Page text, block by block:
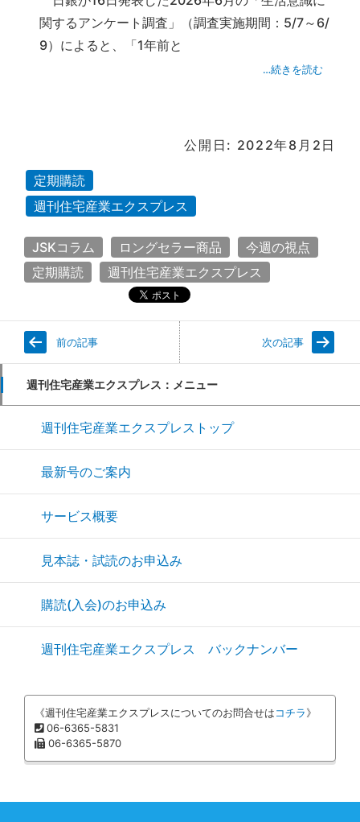
関するアンケート調査」（調査実施期間：5/7～6/
9）によると、「1年前と
…続きを読む
公開日: 2022年8月2日
定期購読
週刊住宅産業エクスプレス
JSKコラム ロングセラー商品
今週の視点
定期購読
週刊住宅産業エクスプレス
前の記事 次の記事
週刊住宅産業エクスプレス：メニュー
週刊住宅産業エクスプレストップ
最新号のご案内
サービス概要
見本誌・試読のお申込み
購読(入会)のお申込み
週刊住宅産業エクスプレス バックナンバー
《週刊住宅産業エクスプレスについてのお問合せはコチラ》
06-6365-5831
06-6365-5870